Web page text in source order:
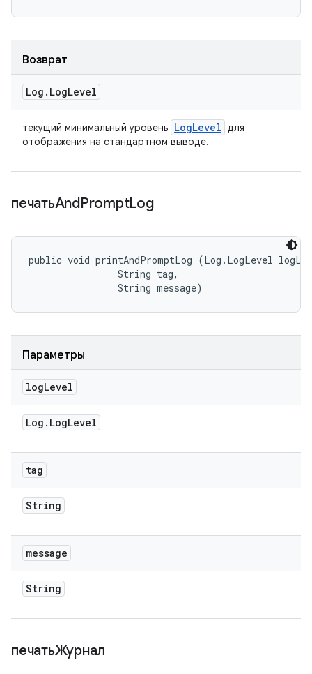
Возврат
Log . LogLevel
текущий минимальный уровень LogLevel для
отображения на стандартном выводе.
печатьAndPromptLog
public void printAndPromptLog (Log.LogLevel
                String tag,
                String message)
Параметры
logLevel
Log . LogLevel
tag
String
message
String
печатьЖурнал